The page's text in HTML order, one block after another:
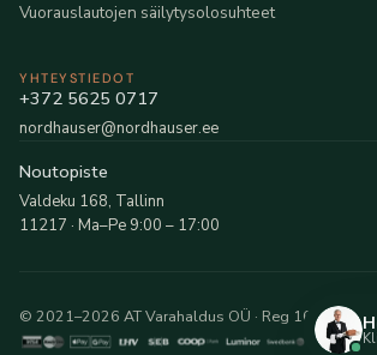
Vuorauslautojen säilytysolosuhteet
YHTEYSTIEDOT
+372 5625 0717
nordhauser@nordhauser.ee
Noutopiste
Valdeku 168, Tallinn
11217 · Ma–Pe 9:00 – 17:00
© 2021–2026 AT Varahaldus OÜ · Reg 16216481